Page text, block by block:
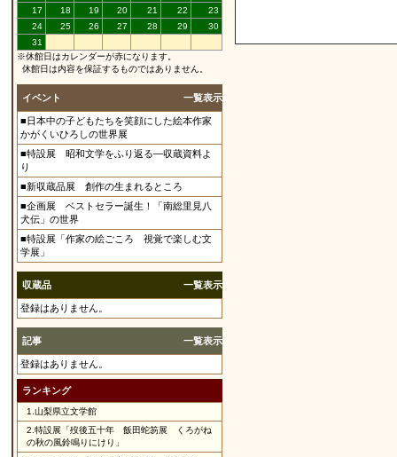
17
18 19 20 21 22
23
24
25 26 27 28 29
30
31
※休館日はカレンダーが赤になります。
休館日は内容を保証するものではありません。
イベント 一覧表示
■日本中の子どもたちを笑顔にした絵本作家
かがくいひろしの世界展
■特設展 昭和文学をふり返る―収蔵資料よ
り
■新収蔵品展 創作の生まれるところ
■企画展 ベストセラー誕生！「南総里見八
犬伝」の世界
■特設展「作家の絵ごころ 視覚で楽しむ文
学展」
収蔵品 一覧表示
登録はありません。
記事 一覧表示
登録はありません。
ランキング
1. 山梨県立文学館
2. 特設展「歿後五十年 飯田蛇笏展 くろがね
の秋の風鈴鳴りにけり」